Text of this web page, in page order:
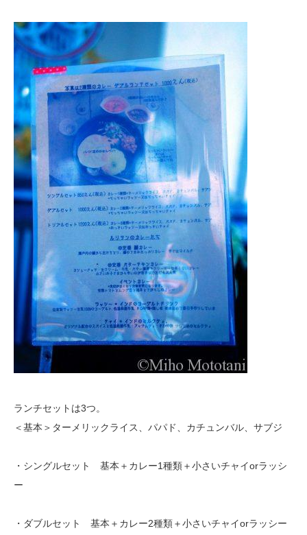
ランチセットは3つ。
＜基本＞ターメリックライス、パパド、カチュンバル、サブジ
・シングルセット 基本＋カレー1種類＋小さいチャイorラッシ
ー
・ダブルセット 基本＋カレー2種類＋小さいチャイorラッシー